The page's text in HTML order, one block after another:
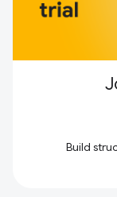
Build